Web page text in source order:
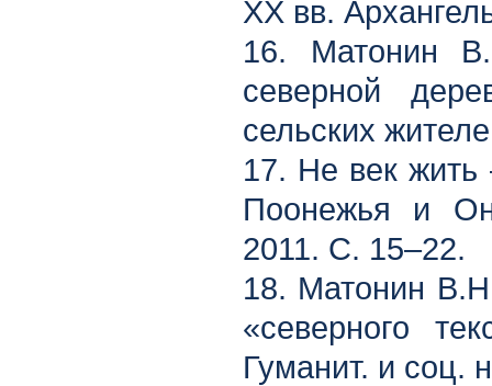
XX вв.
16. Матонин
северной
сельских
17. Не век жить
Поонежья и
2011. С. 15–22.
18. Матонин
«северного
Гуманит. и соц.